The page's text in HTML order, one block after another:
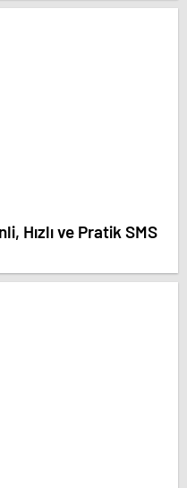
Hızlı ve Pratik SMS